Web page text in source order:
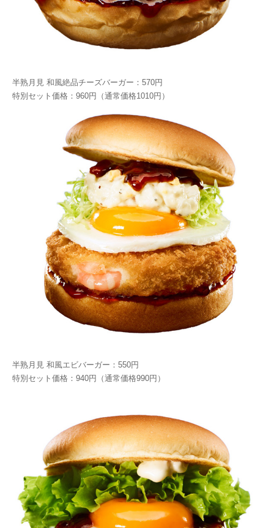
半熟月見 和風絶品チーズバーガー：570円
特別セット価格：960円（通常価格1010円）
半熟月見 和風エビバーガー：550円
特別セット価格：940円（通常価格990円）